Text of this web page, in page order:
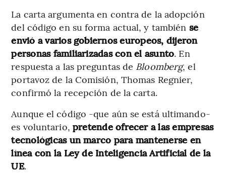
La carta argumenta en contra de la adopción
del código en su forma actual, y también se
envió a varios gobiernos europeos, dijeron
personas familiarizadas con el asunto. En
respuesta a las preguntas de Bloomberg, el
portavoz de la Comisión, Thomas Regnier,
confirmó la recepción de la carta.
Aunque el código -que aún se está ultimando-
es voluntario, pretende ofrecer a las empresas
tecnológicas un marco para mantenerse en
línea con la Ley de Inteligencia Artificial de la
UE.